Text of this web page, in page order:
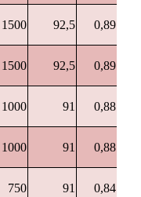
1500 92,5 0,89
1500 92,5 0,89
1000 91 0,88
1000 91 0,88
750 91 0,84